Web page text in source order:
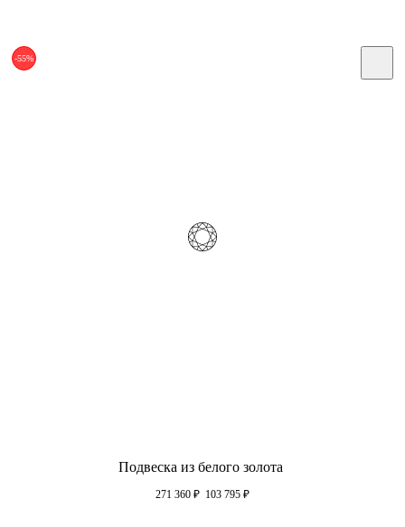
-55%
Подвеска из белого золота
271 360 ₽ 103 795 ₽